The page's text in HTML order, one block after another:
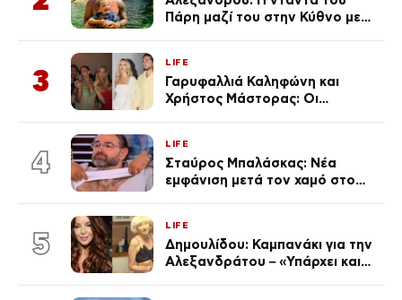
Πάρη μαζί του στην Κύθνο με
3
LIFE
Γαρυφαλλιά Καληφώνη και
Χρήστος Μάστορας: Οι
απαρατήρητη
4
LIFE
Σταύρος Μπαλάσκας: Νέα
εμφάνιση μετά τον χαμό στο
5
LIFE
Δημουλίδου: Καμπανάκι για την
Αλεξανδράτου – «Υπάρχει και